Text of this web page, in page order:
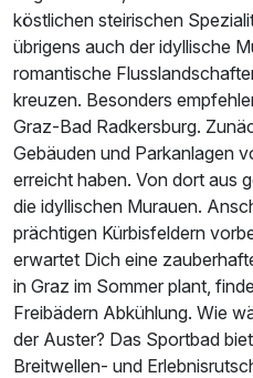
köstlichen steirischen
übrigens auch der idyllische
romantische
kreuzen. Besonders
Graz-Bad Radkersburg.
Gebäuden und Parkanlagen
erreicht haben. Von dort aus
die idyllischen Murauen.
prächtigen Kürbisfeldern
erwartet Dich eine
in Graz im Sommer plant,
Freibädern Abkühlung. Wie
der Auster? Das Sportbad
Breitwellen- und